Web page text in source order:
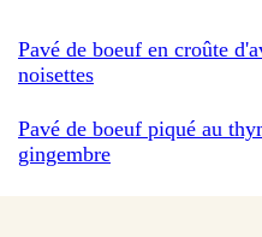
Pavé de boeuf en croûte
noisettes
Pavé de boeuf piqué au
gingembre